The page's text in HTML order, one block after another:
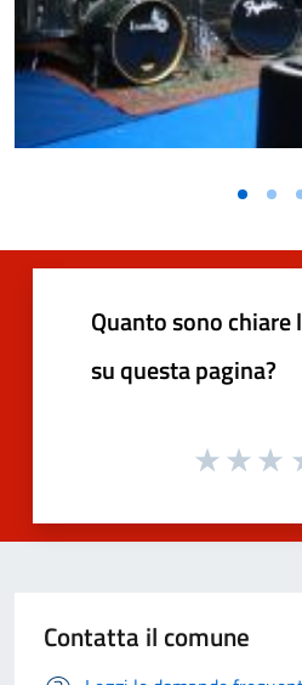
Quanto sono
su questa pagina?
Contatta il comune